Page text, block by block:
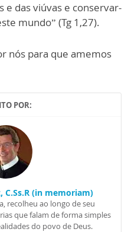
e das viúvas e conservar-
mundo” (Tg 1,27).
nós para que amemos
POR:
C.Ss.R (in memoriam)
recolheu ao longo de seu
que falam de forma simples
do povo de Deus.